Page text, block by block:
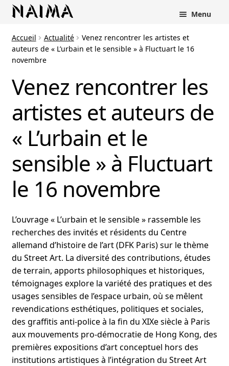
Menu
Accueil Actualité
Venez rencontrer les artistes et
auteurs de « L’urbain et le sensible » à Fluctuart le 16
novembre
Venez rencontrer les
artistes et auteurs de
« L’urbain et le
sensible » à Fluctuart
le 16 novembre
L’ouvrage « L’urbain et le sensible » rassemble les
recherches des invités et résidents du Centre
allemand d’histoire de l’art (DFK Paris) sur le thème
du Street Art. La diversité des contributions, études
de terrain, apports philosophiques et historiques,
témoignages explore la variété des pratiques et des
usages sensibles de l’espace urbain, où se mêlent
revendications esthétiques, politiques et sociales,
des graffitis anti-police à la fin du XIXe siècle à Paris
aux mouvements pro-démocratie de Hong Kong, des
premières expositions d’art conceptuel hors des
institutions artistiques à l’intégration du Street Art
Panneau de gestion des cookies